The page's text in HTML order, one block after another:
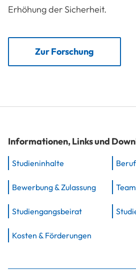
Erhöhung der Sicherheit.
Zur Forschung
Informationen, Links und
Studieninhalte
Bewerbung & Zulassung Team
Studiengangsbeirat
Kosten & Förderungen